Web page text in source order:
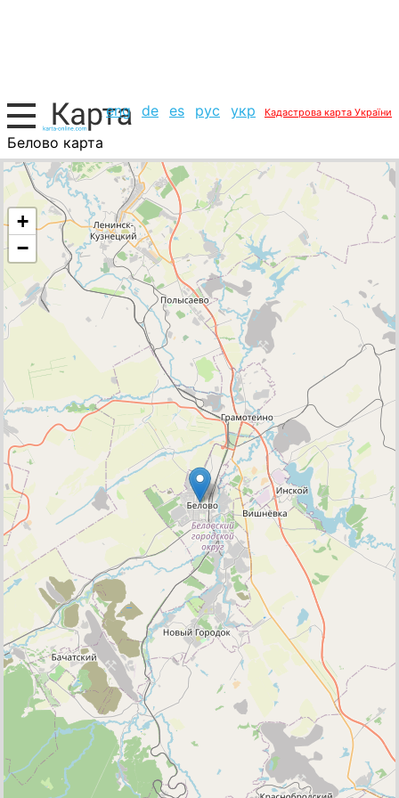
eng de es рус укр Кадастрова карта України
Белово карта
Росія, список міст
+
−